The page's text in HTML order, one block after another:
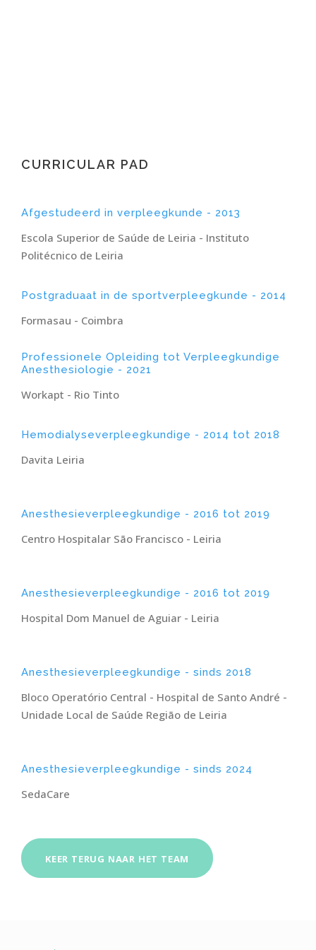
CURRICULAR PAD
Afgestudeerd in verpleegkunde - 2013
Escola Superior de Saúde de Leiria - Instituto
Politécnico de Leiria
Postgraduaat in de sportverpleegkunde - 2014
Formasau - Coimbra
Professionele Opleiding tot Verpleegkundige
Anesthesiologie - 2021
Workapt - Rio Tinto
Hemodialyseverpleegkundige - 2014 tot 2018
Davita Leiria
Anesthesieverpleegkundige - 2016 tot 2019
Centro Hospitalar São Francisco - Leiria
Anesthesieverpleegkundige - 2016 tot 2019
Hospital Dom Manuel de Aguiar - Leiria
Anesthesieverpleegkundige - sinds 2018
Bloco Operatório Central - Hospital de Santo André -
Unidade Local de Saúde Região de Leiria
Anesthesieverpleegkundige - sinds 2024
SedaCare
KEER TERUG NAAR HET TEAM